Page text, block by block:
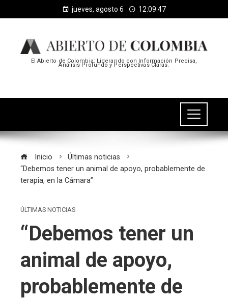
jueves, agosto 6 12:09:48
El Abierto de Colombia: Liderando con Información Precisa,
Análisis Profundo y Perspectivas Claras.
Inicio
Últimas noticias
“Debemos tener un animal de apoyo, probablemente de
terapia, en la Cámara”
ÚLTIMAS NOTICIAS
“Debemos tener un
animal de apoyo,
probablemente de